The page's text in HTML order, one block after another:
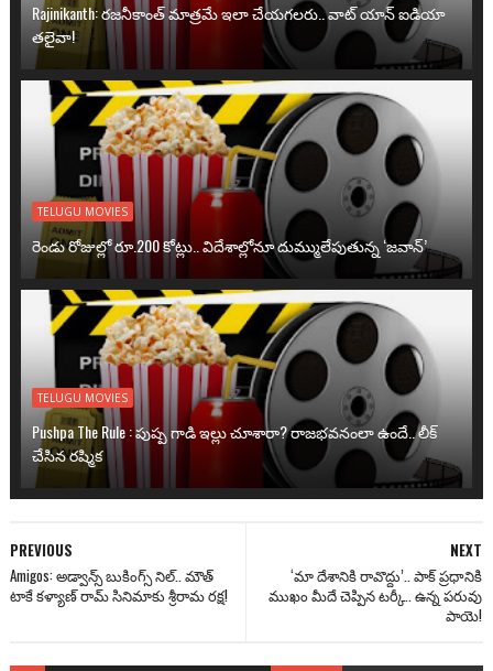
Rajinikanth: రజనీకాంత్ మాత్రమే ఇలా చేయగలరు.. వాట్ యాన్ ఐడియా
తలైవా!
TELUGU MOVIES
రెండు రోజుల్లో రూ.200 కోట్లు.. విదేశాల్లోనూ దుమ్ములేపుతున్న ‘జవాన్’
TELUGU MOVIES
Pushpa The Rule : పుష్ప గాడి ఇల్లు చూశారా? రాజభవనంలా ఉందే.. లీక్
చేసిన రష్మిక
NEXT
‘మా దేశానికి రావొద్దు’.. పాక్ ప్రధానికి
ముఖం మీదే చెప్పిన టర్కీ.. ఉన్న పరువు
పాయె!
PREVIOUS
Amigos: అడ్వాన్స్ బుకింగ్స్ నిల్.. మౌత్
టాకే కళ్యాణ్ రామ్ సినిమాకు శ్రీరామ రక్ష!